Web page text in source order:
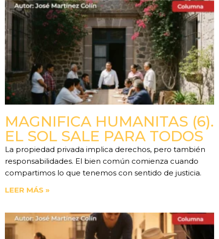
MAGNIFICA HUMANITAS (6).
EL SOL SALE PARA TODOS
La propiedad privada implica derechos, pero también
responsabilidades. El bien común comienza cuando
compartimos lo que tenemos con sentido de justicia.
LEER MÁS »